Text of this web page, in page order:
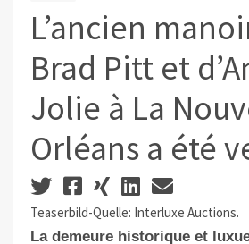
L’ancien
Brad Pitt et
Jolie à La
Orléans a été
Teaserbild-Quelle: Interluxe Auctions.
La demeure historique et